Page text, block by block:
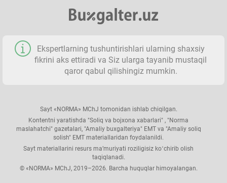
Ekspertlarning tushuntirishlari ularning shaхsiy
fikrini aks ettiradi va Siz ularga tayanib mustaqil
qaror qabul qilishingiz mumkin.
Sayt «NORMA» MChJ tomonidan ishlab chiqilgan.
Kontentni yaratishda "Soliq va bojхona хabarlari" , "Norma
maslahatchi" gazetalari, "Amaliy buхgalteriya" EMT va "Amaliy soliq
solish" EMT materiallaridan foydalanildi.
Sayt materiallarini resurs ma’muriyati roziligisiz koʻchirib olish
taqiqlanadi.
© «NORMA» MChJ, 2019–2026. Barcha huquqlar himoyalangan.